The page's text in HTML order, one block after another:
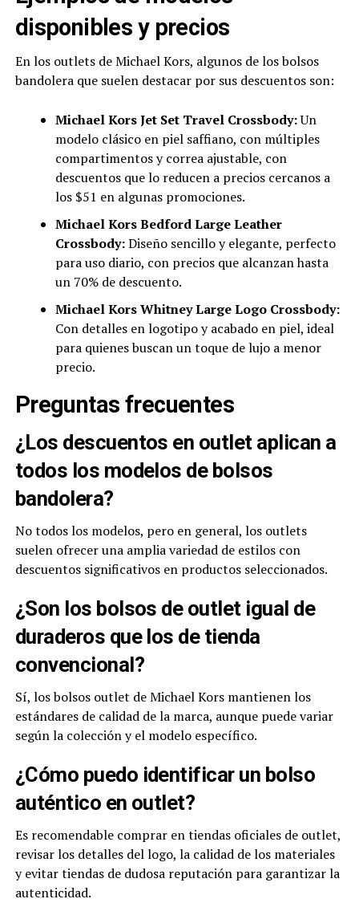
disponibles y precios
En los outlets de Michael Kors, algunos de los bolsos
bandolera que suelen destacar por sus descuentos son:
Michael Kors Jet Set Travel Crossbody:Un
modelo clásico en piel saffiano, con múltiples
compartimentos y correa ajustable, con
descuentos que lo reducen a precios cercanos a
los $51 en algunas promociones.
Michael Kors Bedford Large Leather
Crossbody:Diseño sencillo y elegante, perfecto
para uso diario, con precios que alcanzan hasta
un 70% de descuento.
Michael Kors Whitney Large Logo Crossbody:
Con detalles en logotipo y acabado en piel, ideal
para quienes buscan un toque de lujo a menor
precio.
Preguntas frecuentes
¿Los descuentos en outlet aplican a
todos los modelos de bolsos
bandolera?
No todos los modelos, pero en general, los outlets
suelen ofrecer una amplia variedad de estilos con
descuentos significativos en productos seleccionados.
¿Son los bolsos de outlet igual de
duraderos que los de tienda
convencional?
Sí, los bolsos outlet de Michael Kors mantienen los
estándares de calidad de la marca, aunque puede variar
según la colección y el modelo específico.
¿Cómo puedo identificar un bolso
auténtico en outlet?
Es recomendable comprar en tiendas oficiales de outlet,
revisar los detalles del logo, la calidad de los materiales
y evitar tiendas de dudosa reputación para garantizar la
autenticidad.